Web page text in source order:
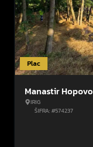
Plac
Manastir Hopovo
IRIG
ŠIFRA: #574237